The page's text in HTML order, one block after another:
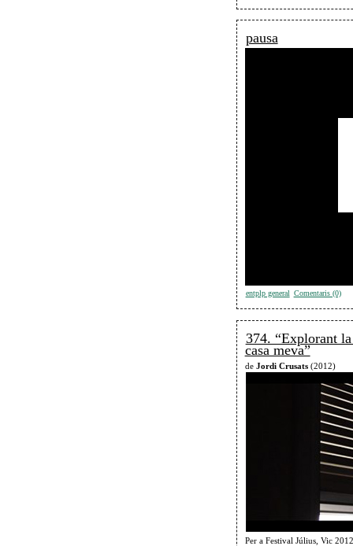
pausa
entplp general Comentaris (0)
374. “Explorant
casa meva”
de Jordi Crusats(2012)
Per a Festival Július, Vic 2012